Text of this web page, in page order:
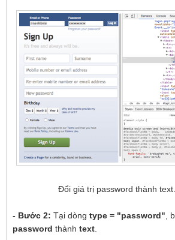
Đổi giá trị password thành
- Bước 2: Tại dòngtype = "password" ,
password thànhtext